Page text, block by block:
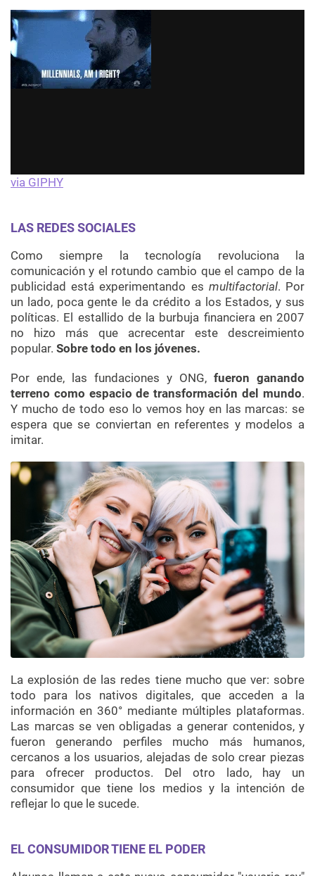
via GIPHY
LAS REDES SOCIALES
Como siempre la tecnología revoluciona la
comunicación y el rotundo cambio que el campo de la
publicidad está experimentando es multifactorial. Por
un lado, poca gente le da crédito a los Estados, y sus
políticas. El estallido de la burbuja financiera en 2007
no hizo más que acrecentar este descreimiento
popular. Sobre todo en los jóvenes.
Por ende, las fundaciones y ONG, fueron ganando
terreno como espacio de transformación del mundo.
Y mucho de todo eso lo vemos hoy en las marcas: se
espera que se conviertan en referentes y modelos a
imitar.
La explosión de las redes tiene mucho que ver: sobre
todo para los nativos digitales, que acceden a la
información en 360° mediante múltiples plataformas.
Las marcas se ven obligadas a generar contenidos, y
fueron generando perfiles mucho más humanos,
cercanos a los usuarios, alejadas de solo crear piezas
para ofrecer productos. Del otro lado, hay un
consumidor que tiene los medios y la intención de
reflejar lo que le sucede.
EL CONSUMIDOR TIENE EL PODER